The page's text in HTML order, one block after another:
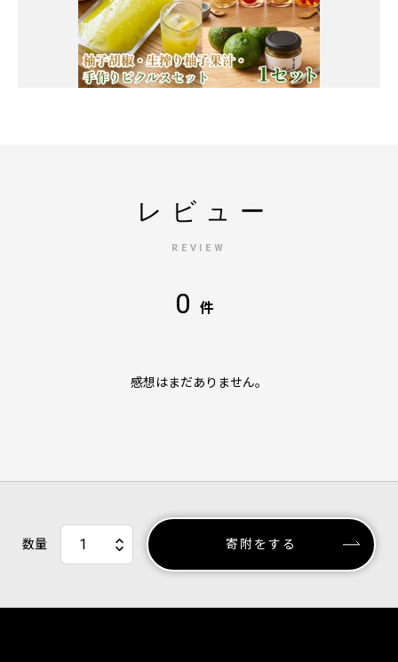
レビュー
REVIEW
0 件
感想はまだありません。
数量 寄附をする